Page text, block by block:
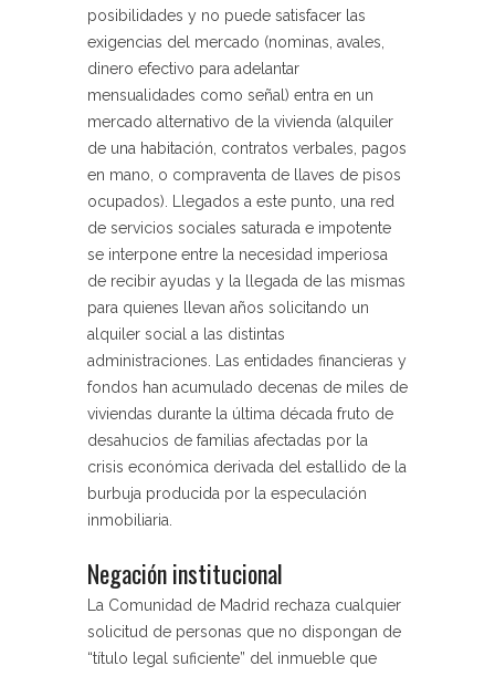
posibilidades y no puede satisfacer las
exigencias del mercado (nominas, avales,
dinero efectivo para adelantar
mensualidades como señal) entra en un
mercado alternativo de la vivienda (alquiler
de una habitación, contratos verbales, pagos
en mano, o compraventa de llaves de pisos
ocupados). Llegados a este punto, una red
de servicios sociales saturada e impotente
se interpone entre la necesidad imperiosa
de recibir ayudas y la llegada de las mismas
para quienes llevan años solicitando un
alquiler social a las distintas
administraciones. Las entidades financieras y
fondos han acumulado decenas de miles de
viviendas durante la última década fruto de
desahucios de familias afectadas por la
crisis económica derivada del estallido de la
burbuja producida por la especulación
inmobiliaria.
Negación institucional
La Comunidad de Madrid rechaza cualquier
solicitud de personas que no dispongan de
“título legal suficiente” del inmueble que